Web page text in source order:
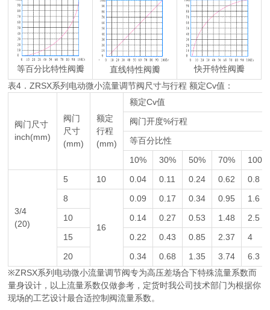
等百分比特性阀瓣 直线特性阀瓣
快开特性阀瓣
表4．ZRSX系列电动微小流量调节阀尺寸与行程 额定Cv值：
阀门尺寸
inch(mm)
阀门
尺寸
(mm)
额定
行程
(mm)
额定Cv值
阀门开度%行程
等百分比性
10%
30% 50% 70% 100%
3/4
(20)
5 10 0.04 0.11 0.24 0.62
0.8
8
16
0.09 0.17 0.34 0.95
1.6
10
0.14 0.27 0.53 1.48
2.5
15
0.22 0.43 0.85 2.37
4
20
0.34 0.68 1.35 3.74
6.3
※ZRSX系列电动微小流量调节阀专为高压差场合下特殊流量系数而
量身设计，以上流量系数仅做参考，定货时我公司技术部门为根据你
现场的工艺设计最合适控制阀流量系数。